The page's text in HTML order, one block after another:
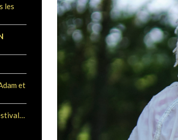
les
et